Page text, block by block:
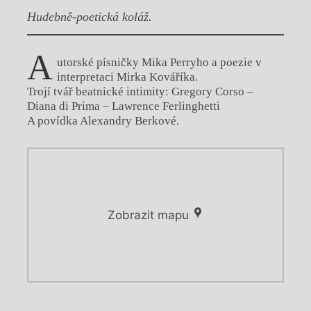
Hudebně-poetická koláž.
A utorské písničky Mika Perryho a poezie v
interpretaci Mirka Kováříka.
Trojí tvář beatnické intimity: Gregory Corso –
Diana di Prima – Lawrence Ferlinghetti
A povídka Alexandry Berkové.
Zobrazit mapu